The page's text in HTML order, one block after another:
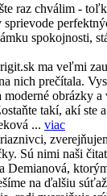
raz chválim -
spokojnosti,
ma veľmi
nich prečítala.
moderné obrázky a
takí, akí ste
... viac
Sú nimi naši
Demianová,
na ďalšiu